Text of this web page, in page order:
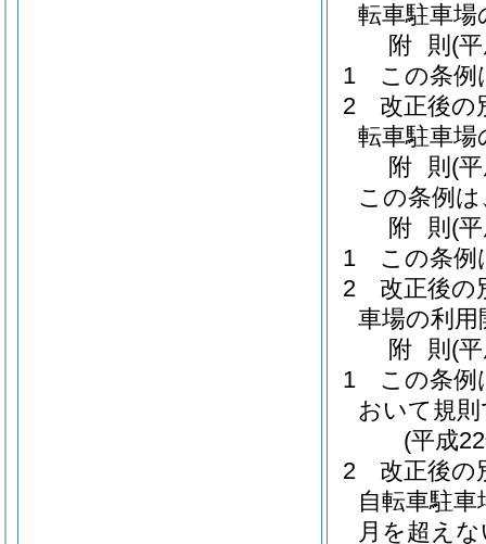
転車駐車場
附 則 (
1
この条例
2
改正後の
転車駐車場
附 則 (
この条例
附 則 (
1
この条例
2
改正後の
車場の利
附 則 (
1
この条例
おいて規
(平成
2
改正後の
自転車駐
月を超え